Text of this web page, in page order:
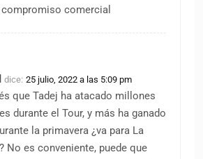
compromiso comercial
dice: 25 julio, 2022 a las 5:09 pm
que Tadej ha atacado millones
durante el Tour, y más ha ganado
la primavera ¿va para La
No es conveniente, puede que